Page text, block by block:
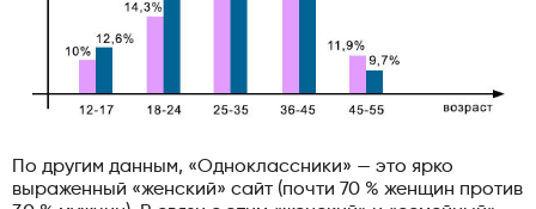
По другим данным, «Одноклассники» — это ярко
выраженный «женский» сайт (почти 70 % женщин против